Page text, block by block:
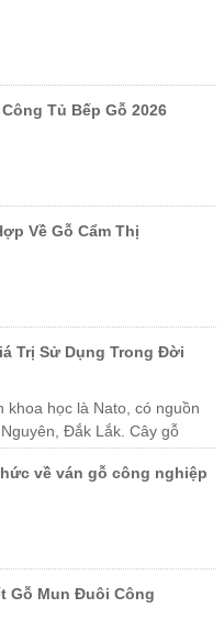
Tủ Bếp Gỗ 2026
Về Gỗ Cẩm Thị
Trị Sử Dụng Trong Đời
khoa học là Nato, có nguồn
Đắk Lắk. Cây gỗ
Việt Nam như Khánh Hòa,
về ván gỗ công nghiệp
Gỗ Mun Đuôi Công